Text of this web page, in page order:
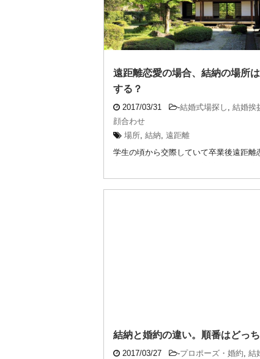
遠距離恋愛の場合、結納の場所
する？
2017/03/31 -結婚式場探し
結婚挨
顔合わせ
場所 結納 遠距離
学生の頃から交際していて卒業後遠距離
始まると ...
結納と婚約の違い。順番はどっ
2017/03/27 -プロポーズ・婚約, 結